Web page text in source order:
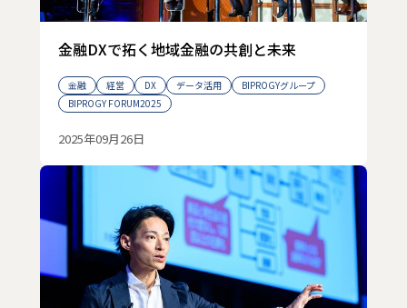
金融DXで拓く地域金融の共創と未来
金融 経営 DX データ活用
BIPROGYグループ
BIPROGY FORUM2025
2025年09月26日